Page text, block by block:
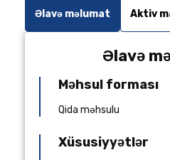
Əlavə məlumat Aktiv
Əlavə
Məhsul forması
Qida məhsulu
Xüsusiyyətlər